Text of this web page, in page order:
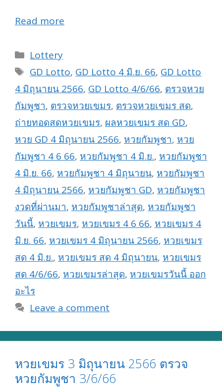
Read more
Categories
Lottery
Tags
GD Lotto, GD Lotto 4 มิ.ย. 66, GD Lotto
4 มิถุนายน 2566, GD Lotto 4/6/66, ตรวจหวย
กัมพูชา, ตรวจหวยเขมร, ตรวจหวยเขมร สด,
ถ่ายทอดสดหวยเขมร, ผลหวยเขมร สด GD,
หวย GD 4 มิถุนายน 2566, หวยกัมพูชา, หวย
กัมพูชา 4 6 66, หวยกัมพูชา 4 มิ.ย., หวยกัมพูชา
4 มิ.ย. 66, หวยกัมพูชา 4 มิถุนายน, หวยกัมพูชา
4 มิถุนายน 2566, หวยกัมพูชา GD, หวยกัมพูชา
งวดที่ผ่านมา, หวยกัมพูชาล่าสุด, หวยกัมพูชา
วันนี้, หวยเขมร, หวยเขมร 4 6 66, หวยเขมร 4
มิ.ย. 66, หวยเขมร 4 มิถุนายน 2566, หวยเขมร
สด 4 มิ.ย., หวยเขมร สด 4 มิถุนายน, หวยเขมร
สด 4/6/66, หวยเขมรล่าสุด, หวยเขมรวันนี้ ออก
อะไร
Leave a comment
หวยเขมร 3 มิถุนายน 2566 ตรวจ
หวยกัมพูชา 3/6/66